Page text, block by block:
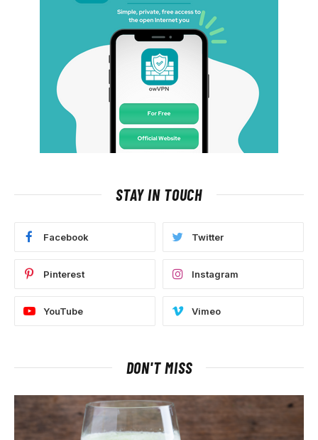
STAY IN TOUCH
Facebook Twitter
Pinterest Instagram
YouTube Vimeo
DON'T MISS